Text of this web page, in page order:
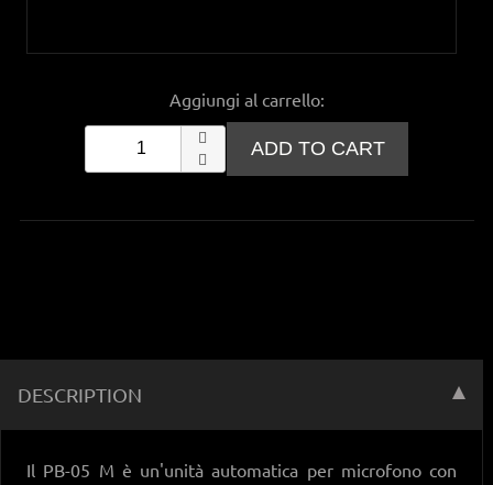
Aggiungi al carrello:
DESCRIPTION
Il PB-05 M è un'unità automatica per microfono con